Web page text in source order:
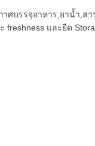
รรจุอาหาร,ยาน้ำ,สา
และยืด